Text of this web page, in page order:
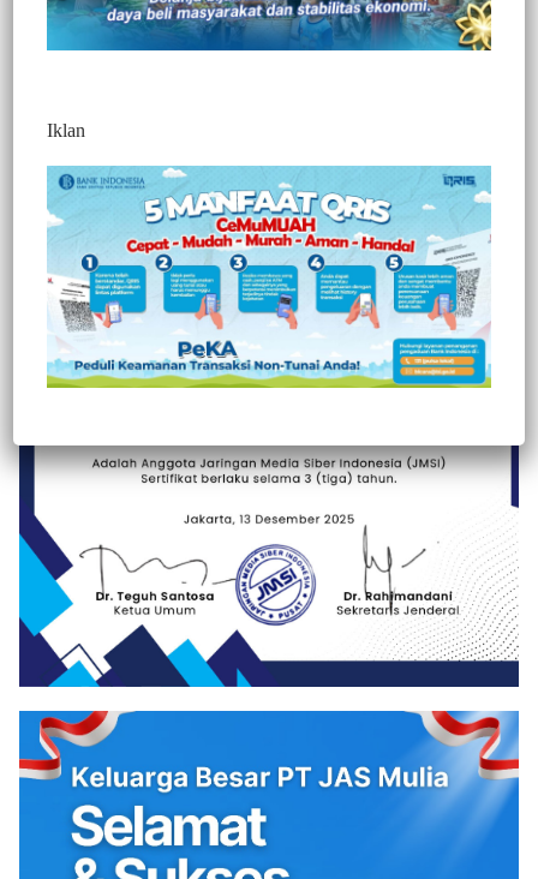
Iklan